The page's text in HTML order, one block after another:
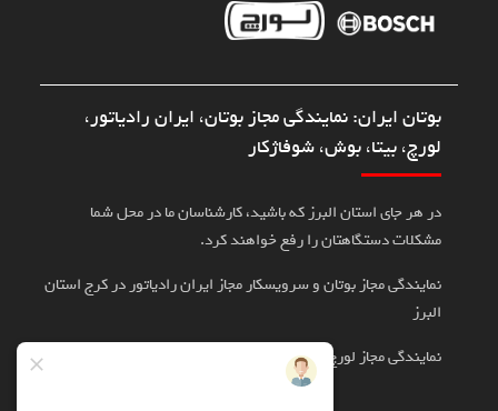
بوتان ایران: نمایندگی مجاز بوتان، ایران رادیاتور،
لورچ، بیتا، بوش، شوفاژکار
در هر جای استان البرز که باشید، کارشناسان ما در محل شما
مشکلات دستگاهتان را رفع خواهند کرد.
نمایندگی مجاز بوتان و سرویسکار مجاز ایران رادیاتور در کرج استان
البرز
نمایندگی مجاز لورچ، بوش، بیتا در کرج